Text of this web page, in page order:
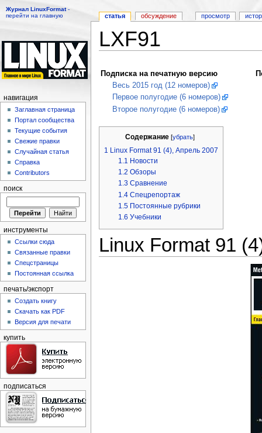
Журнал LinuxFormat-
перейти на главную
LXF91
Подписка на печатную версию
Весь 2015 год (12 номеров)
Первое полугодие (6 номеров)
Второе полугодие (6 номеров)
Содержание [убрать]
1 Linux Format 91 (4), Апрель 2007
1.1 Новости
1.2 Обзоры
1.3 Сравнение
1.4 Спецрепортаж
1.5 Постоянные рубрики
1.6 Учебники
Linux Format 91
статья обсуждение просмотр
навигация
Заглавная страница
Портал сообщества
Текущие события
Свежие правки
Случайная статья
Справка
Contributors
поиск
инструменты
Ссылки сюда
Связанные правки
Спецстраницы
Постоянная ссылка
печать/экспорт
Создать книгу
Скачать как PDF
Версия для печати
купить
подписаться